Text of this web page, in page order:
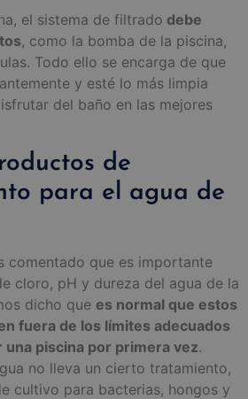
el sistema de filtrado debe
, como la bomba de la piscina,
Todo ello se encarga de que
y esté lo más limpia
del baño en las mejores
de
para el agua de
comentado que es importante
cloro, pH y dureza del agua de la
dicho que es normal que estos
fuera de los límites adecuados
una piscina por primera vez.
no lleva un cierto tratamiento,
cultivo para bacterias, hongos y